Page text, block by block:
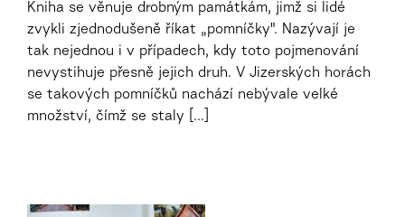
Kniha se věnuje drobným památkám, jimž si lidé
zvykli zjednodušeně říkat „pomníčky". Nazývají je
tak nejednou i v případech, kdy toto pojmenování
nevystihuje přesně jejich druh. V Jizerských horách
se takových pomníčků nachází nebývale velké
množství, čímž se staly [...]